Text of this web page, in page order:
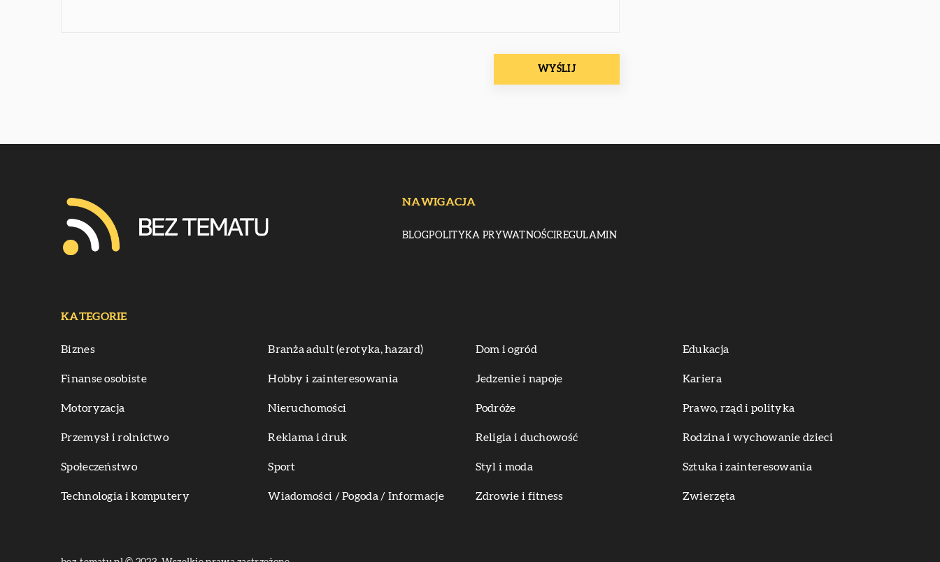
NAWIGACJA
BLOGPOLITYKA PRYWATNOŚCIREGULAMIN
KATEGORIE
Biznes Branża adult (erotyka, hazard) Dom i ogród Edukacja
Finanse osobiste Hobby i zainteresowania Jedzenie i napoje Kariera
Motoryzacja Nieruchomości Podróże Prawo, rząd i polityka
Przemysł i rolnictwo Reklama i druk Religia i duchowość Rodzina i wychowanie dzieci
Społeczeństwo Sport Styl i moda Sztuka i zainteresowania
Technologia i komputery Wiadomości / Pogoda / Informacje Zdrowie i fitness Zwierzęta